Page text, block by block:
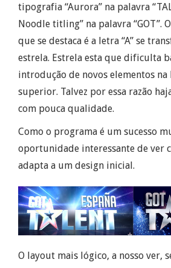
tipografia “Aurora” na palavra
Noodle titling” na palavra “GOT”.
que se destaca é a letra “A” se
estrela. Estrela esta que dificulta
introdução de novos elementos na
superior. Talvez por essa razão
com pouca qualidade.
Como o programa é um sucesso
oportunidade interessante de ver
adapta a um design inicial.
O layout mais lógico, a nosso ver,